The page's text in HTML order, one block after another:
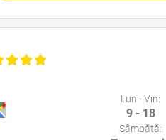
Lun - Vin:
9 - 18
Sâmbătă: